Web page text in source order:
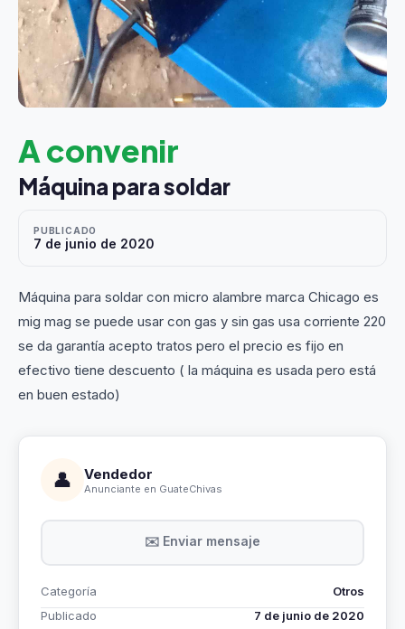
A convenir
Máquina para soldar
PUBLICADO
7 de junio de 2020
Máquina para soldar con micro alambre marca Chicago es
mig mag se puede usar con gas y sin gas usa corriente 220
se da garantía acepto tratos pero el precio es fijo en
efectivo tiene descuento ( la máquina es usada pero está
en buen estado)
👤 Vendedor
Anunciante en GuateChivas
✉️ Enviar mensaje
Categoría
Otros
Publicado
7 de junio de 2020